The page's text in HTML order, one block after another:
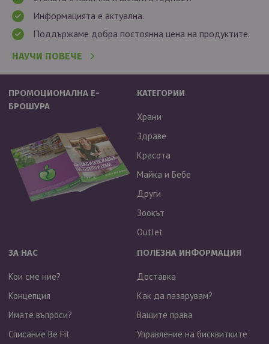
Информацията е актуална.
Поддържаме добра постоянна цена на продуктите.
НАУЧИ ПОВЕЧЕ
ПРОМОЦИОНАЛНА Е-
БРОШУРА
КАТЕГОРИИ
Храни
Здраве
Красота
Майка и Бебе
Други
Зоокът
Outlet
ЗА НАС
Кои сме ние?
Концепция
Имате въпроси?
Списание Be Fit
ПОЛЕЗНА ИНФОРМАЦИЯ
Доставка
Как да пазарувам?
Вашите права
Управление на бисквитките